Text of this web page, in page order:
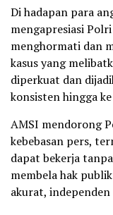
Di hadapan para
mengapresiasi
menghormati dan
kasus yang
diperkuat dan
konsisten hingga
AMSI mendorong
kebebasan pers,
dapat bekerja
membela hak
akurat,